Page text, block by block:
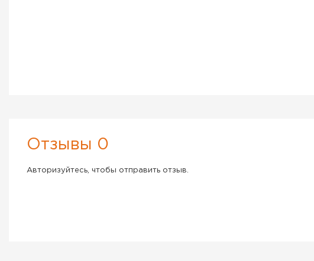
Отзывы 0
Авторизуйтесь, чтобы отправить отзыв.